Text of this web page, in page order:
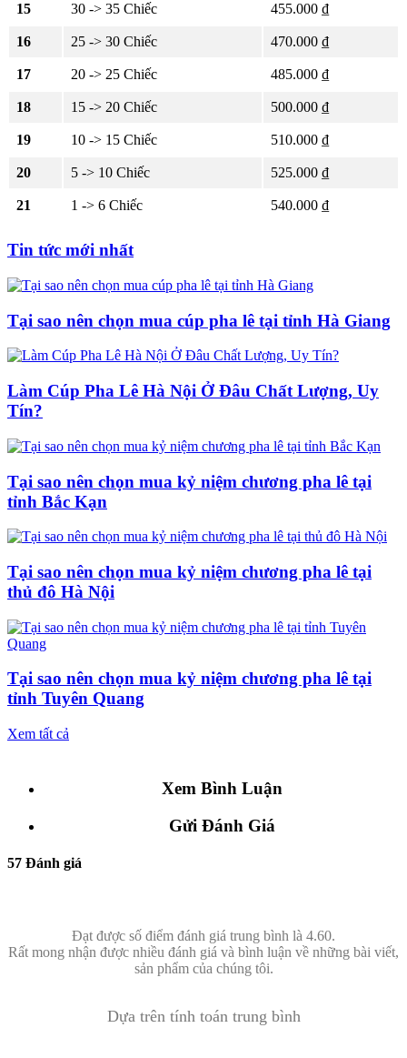
15 30 -> 35 Chiếc 455.000 ₫
16 25 -> 30 Chiếc 470.000 ₫
17 20 -> 25 Chiếc 485.000 ₫
18 15 -> 20 Chiếc 500.000 ₫
19 10 -> 15 Chiếc 510.000 ₫
20 5 -> 10 Chiếc 525.000 ₫
21 1 -> 6 Chiếc 540.000 ₫
Tin tức mới nhất
Tại sao nên chọn mua cúp pha lê tại tỉnh Hà Giang
Làm Cúp Pha Lê Hà Nội Ở Đâu Chất Lượng, Uy
Tín?
Tại sao nên chọn mua kỷ niệm chương pha lê tại
tỉnh Bắc Kạn
Tại sao nên chọn mua kỷ niệm chương pha lê tại
thủ đô Hà Nội
Tại sao nên chọn mua kỷ niệm chương pha lê tại
tỉnh Tuyên Quang
Xem tất cả
Xem Bình Luận
Gửi Đánh Giá
57 Đánh giá
Đạt được số điểm đánh giá trung bình là 4.60.
Rất mong nhận được nhiều đánh giá và bình luận về những bài viết,
sản phẩm của chúng tôi.
Dựa trên tính toán trung bình